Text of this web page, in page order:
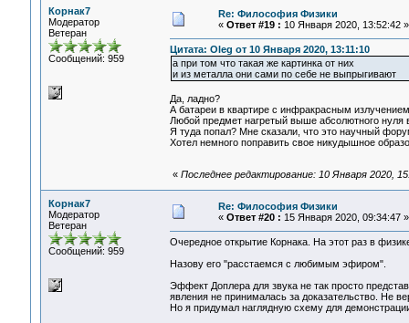
Корнак7
Модератор
Ветеран
Сообщений: 959
Re: Философия Физики
« Ответ #19 : 10 Января 2020, 13:52:42 »
Цитата: Oleg от 10 Января 2020, 13:11:10
а при том что такая же картинка от них
и из металла они сами по себе не выпрыгивают
Да, ладно?
А батареи в квартире с инфракрасным
Любой предмет нагретый выше абсолютного нуля
Я туда попал? Мне сказали, что это научный
Хотел немного поправить свое никудышное
« Последнее редактирование: 10 Января 2020,
Корнак7
Модератор
Ветеран
Сообщений: 959
Re: Философия Физики
« Ответ #20 : 15 Января 2020, 09:34:47 »
Очередное открытие Корнака. На этот раз в
Назову его "расстаемся с любимым эфиром".
Эффект Доплера для звука не так просто
явления не принималась за доказательство. Не
Но я придумал наглядную схему для